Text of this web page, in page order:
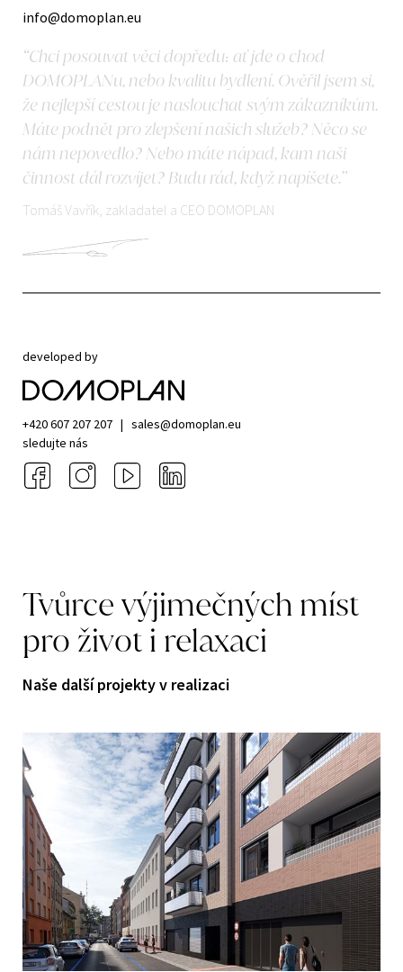
info@domoplan.eu
“Chci posouvat věci dopředu: ať jde o chod
DOMOPLANu, nebo kvalitu bydlení. Ověřil jsem si,
že nejlepší cestou je naslouchat svým zákazníkům.
Máte podnět pro zlepšení našich služeb? Něco se
nám nepovedlo? Nebo máte nápad, kam naši
činnost dál rozvíjet? Budu rád, když napíšete.”
Tomáš Vavřík, zakladatel a CEO DOMOPLAN
developed by
+420 607 207 207 | sales@domoplan.eu
sledujte nás
Tvůrcevýjimečných míst
pro životi relaxaci
Naše další projekty v realizaci